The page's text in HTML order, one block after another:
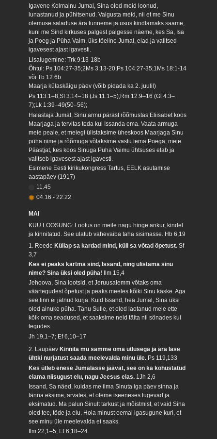
Igavene Kolmainu Jumal, Sina oled meid loonud,
lunastanud ja pühitsenud. Valgusta meid, nii et me Sinu
olemuse saladuse ära tunneme ja usus kindlamaks saame,
kuni me Sind kirkuses palgest palgesse näeme, kes Sa, Isa
ja Poeg ja Püha Vaim, üks tõeline Jumal, elad ja valitsed
igavesest ajast igavesti.
Lisalugemine: Trk 9:13-18b
Õhtul: Ps 104:27-35;2Ms 3:13-20;Ps 104:27-35;1Ms 18:1-14
või Tb 12:6b
Maarja külaskäigu päev (võib pidada ka 2. juulil)
Ps 113:1–8;Sf 3:14–18 (Js 11:1–5);Rm 12:9–16 (Gl 4:3–
7);Lk 1:39–49(50–56);
Halastaja Jumal, Sinu armu pärast rõõmustas Eliisabet koos
Maarjaga ja tervitas teda kui Issanda ema. Vaata armuga
meie peale, et meiegi ülistaksime üheskoos Maarjaga Sinu
püha nime ja rõõmuga võtaksime vastu tema Poega, meie
Päästjat, kes koos Sinuga Püha Vaimu ühtsuses elab ja
valitseb igavesest ajast igavesti.
Esimene Eesti kirikukongress Tartus, EELK asutamise
aastapäev (1917)
11.45
04.16 - 22.22
MAI
KUU LOOSUNG: Lootus on meile nagu hinge ankur, kindel
ja kinnitatud. See ulatub vahevaiba taha sisimasse. Hb 6,19
1. ReedeKüllap sa kardad mind, küll sa võtad õpetust.Sf
3,7
Kes ei peaks kartma sind, Issand, ning ülistama sinu
nime? Sina üksi oled püha!
Ilm 15,4
Jehoova, Sina lootsid, et Jeruusalemm võtaks oma
väärtegudest õpetust ja peaks meeles kõiki Sinu käske. Aga
see linn ei jätnud kurja. Kuid Issand, hea Jumal, Sina üksi
oled ainuke püha. Tänu Sulle, et oled laotanud meie ette
kõik oma seadused, et saaksime neid täita nii sõnades kui
tegudes.
Jh 19,1–7; Ef 6,10–17
2. Laupäev Kinnita mu samme oma ütlusega ja ära lase
ühtki nurjatust saada meelevalda minu üle. Ps 119,133
Kes ütleb enese Jumalasse jäävat, see on ka kohustatud
elama niisugust elu, nagu Jeesus elas. 1Jh 2,6
Issand, Sa näed, kuidas me ilma Sinuta iga päev sinna ja
tänna eksime, arvates, et oleme iseeneses tugevad ja
eksimatud. Ma palun Sinult tarkust ja mõistmist, et vaid Sina
oled tee, tõde ja elu. Hoia minust eemal igasugune kuri, et
see minu üle meelevalda ei saaks.
Ilm 22,1–5; Ef 6,18–24